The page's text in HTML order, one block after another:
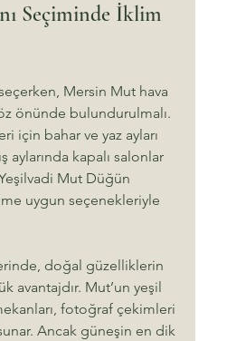
Seçiminde İklim
Mersin Mut hava
önünde bulundurulmalı.
için bahar ve yaz ayları
aylarında kapalı salonlar
Mut Düğün
uygun seçenekleriyle
doğal güzelliklerin
avantajdır. Mut’un yeşil
fotoğraf çekimleri
Ancak güneşin en dik